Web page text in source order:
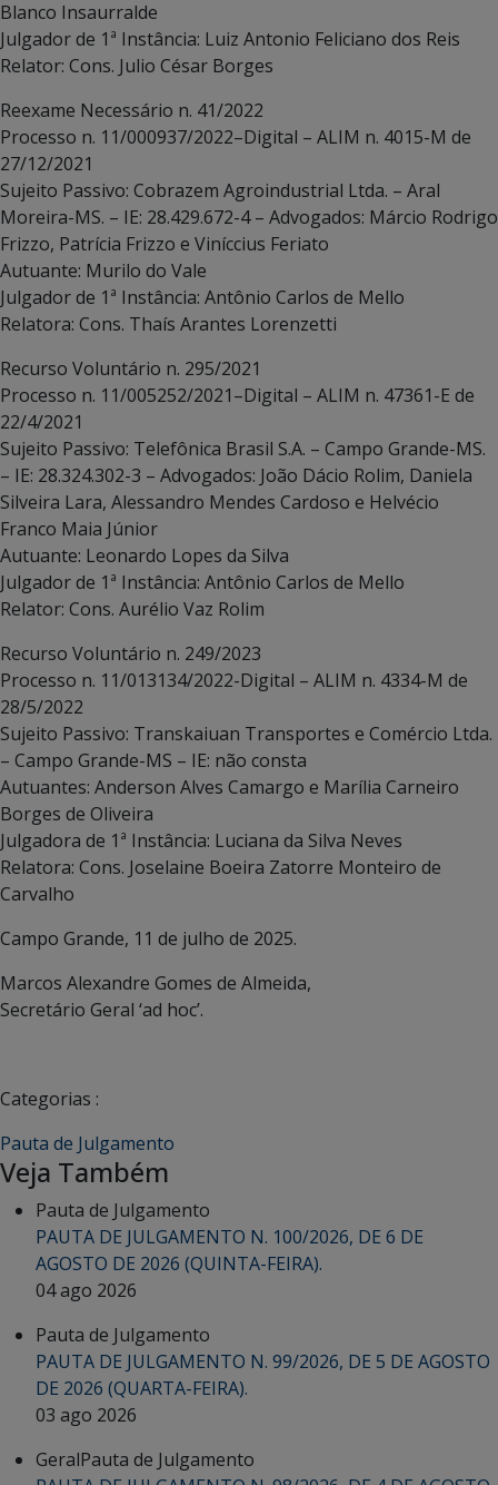
Blanco Insaurralde
Julgador de 1ª Instância: Luiz Antonio Feliciano dos Reis
Relator: Cons. Julio César Borges
Reexame Necessário n. 41/2022
Processo n. 11/000937/2022–Digital – ALIM n. 4015-M de
27/12/2021
Sujeito Passivo: Cobrazem Agroindustrial Ltda. – Aral
Moreira-MS. – IE: 28.429.672-4 – Advogados: Márcio Rodrigo
Frizzo, Patrícia Frizzo e Viníccius Feriato
Autuante: Murilo do Vale
Julgador de 1ª Instância: Antônio Carlos de Mello
Relatora: Cons. Thaís Arantes Lorenzetti
Recurso Voluntário n. 295/2021
Processo n. 11/005252/2021–Digital – ALIM n. 47361-E de
22/4/2021
Sujeito Passivo: Telefônica Brasil S.A. – Campo Grande-MS.
– IE: 28.324.302-3 – Advogados: João Dácio Rolim, Daniela
Silveira Lara, Alessandro Mendes Cardoso e Helvécio
Franco Maia Júnior
Autuante: Leonardo Lopes da Silva
Julgador de 1ª Instância: Antônio Carlos de Mello
Relator: Cons. Aurélio Vaz Rolim
Recurso Voluntário n. 249/2023
Processo n. 11/013134/2022-Digital – ALIM n. 4334-M de
28/5/2022
Sujeito Passivo: Transkaiuan Transportes e Comércio Ltda.
– Campo Grande-MS – IE: não consta
Autuantes: Anderson Alves Camargo e Marília Carneiro
Borges de Oliveira
Julgadora de 1ª Instância: Luciana da Silva Neves
Relatora: Cons. Joselaine Boeira Zatorre Monteiro de
Carvalho
Campo Grande, 11 de julho de 2025.
Marcos Alexandre Gomes de Almeida,
Secretário Geral ‘ad hoc’.
Categorias :
Pauta de Julgamento
Veja Também
Pauta de Julgamento
PAUTA DE JULGAMENTO N. 100/2026, DE 6 DE
AGOSTO DE 2026 (QUINTA-FEIRA).
04 ago 2026
Pauta de Julgamento
PAUTA DE JULGAMENTO N. 99/2026, DE 5 DE AGOSTO
DE 2026 (QUARTA-FEIRA).
03 ago 2026
GeralPauta de Julgamento